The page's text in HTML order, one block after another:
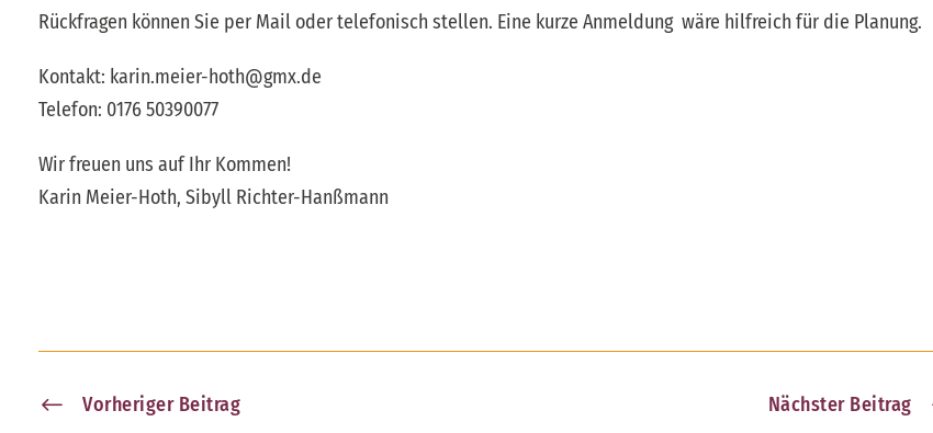
Rückfragen können Sie per Mail oder telefonisch stellen. Eine kurze Anmeldung wäre hilfreich für die Planung.
Kontakt: karin.meier-hoth@gmx.de
Telefon: 0176 50390077
Wir freuen uns auf Ihr Kommen!
Karin Meier-Hoth, Sibyll Richter-Hanßmann
Vorheriger Beitrag Nächster Beitrag